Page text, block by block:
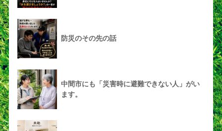
防災のその先の話
中間市にも「災害時に避難できない人」がい
ます。